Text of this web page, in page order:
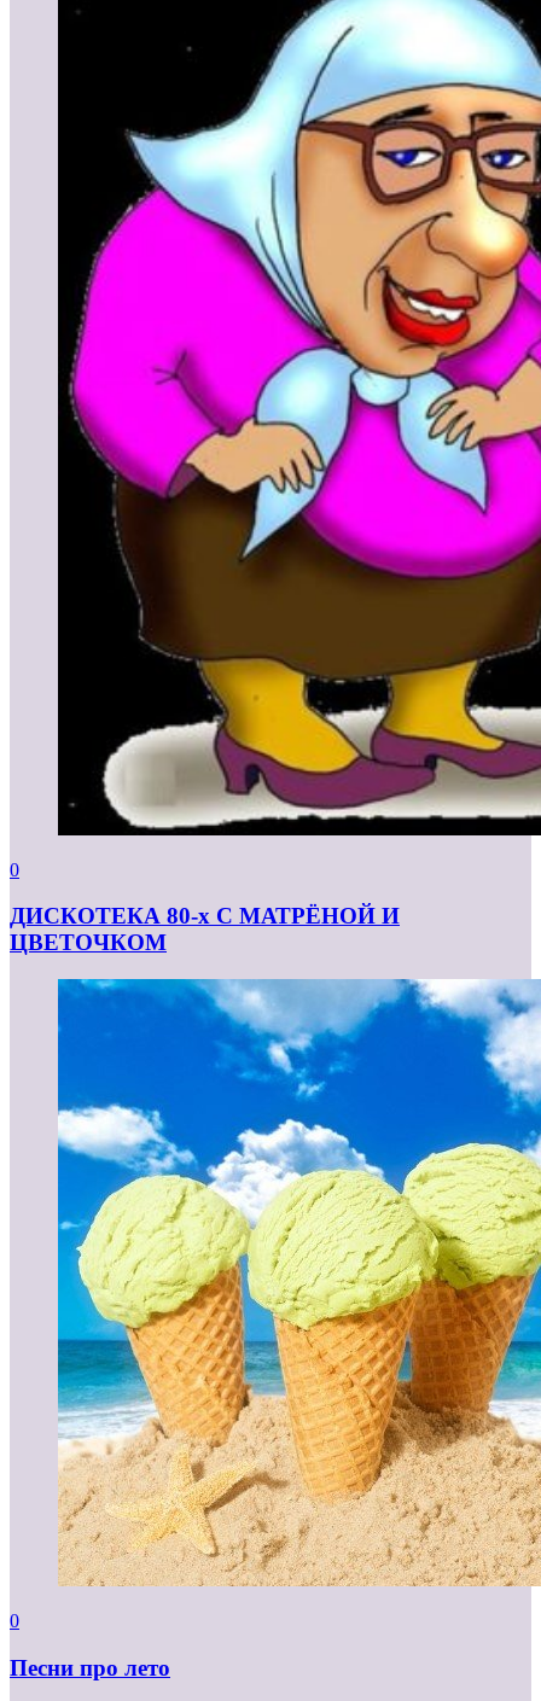
0
ДИСКОТЕКА 80-х С МАТРЁНОЙ И
ЦВЕТОЧКОМ
0
Песни про лето